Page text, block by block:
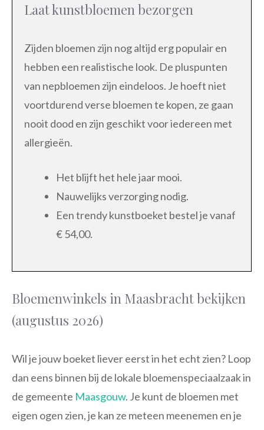
Laat kunstbloemen bezorgen
Zijden bloemen zijn nog altijd erg populair en
hebben een realistische look. De pluspunten
van nepbloemen zijn eindeloos. Je hoeft niet
voortdurend verse bloemen te kopen, ze gaan
nooit dood en zijn geschikt voor iedereen met
allergieën.
Het blijft het hele jaar mooi.
Nauwelijks verzorging nodig.
Een trendy kunstboeket bestel je vanaf
€ 54,00.
Bloemenwinkels in Maasbracht bekijken
(augustus 2026)
Wil je jouw boeket liever eerst in het echt zien? Loop
dan eens binnen bij de lokale bloemenspeciaalzaak in
de gemeente Maasgouw. Je kunt de bloemen met
eigen ogen zien, je kan ze meteen meenemen en je